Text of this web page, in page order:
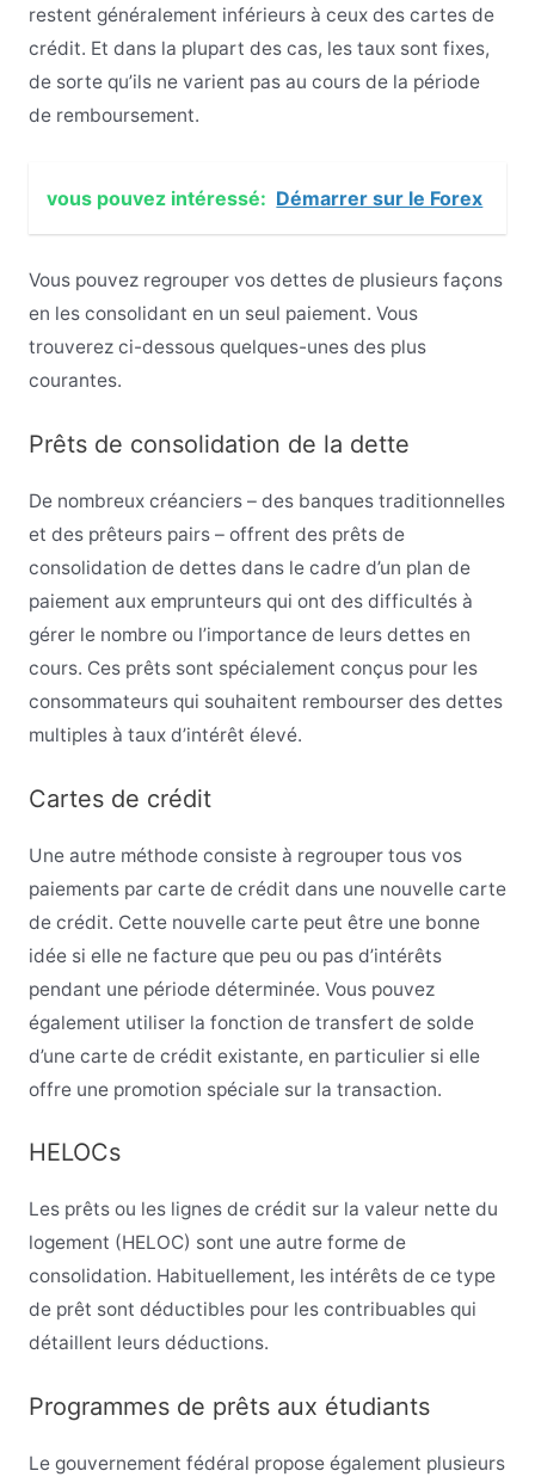
restent généralement inférieurs à ceux des cartes de
crédit. Et dans la plupart des cas, les taux sont fixes,
de sorte qu’ils ne varient pas au cours de la période
de remboursement.
vous pouvez intéressé: Démarrer sur le Forex
Vous pouvez regrouper vos dettes de plusieurs façons
en les consolidant en un seul paiement. Vous
trouverez ci-dessous quelques-unes des plus
courantes.
Prêts de consolidation de la dette
De nombreux créanciers – des banques traditionnelles
et des prêteurs pairs – offrent des prêts de
consolidation de dettes dans le cadre d’un plan de
paiement aux emprunteurs qui ont des difficultés à
gérer le nombre ou l’importance de leurs dettes en
cours. Ces prêts sont spécialement conçus pour les
consommateurs qui souhaitent rembourser des dettes
multiples à taux d’intérêt élevé.
Cartes de crédit
Une autre méthode consiste à regrouper tous vos
paiements par carte de crédit dans une nouvelle carte
de crédit. Cette nouvelle carte peut être une bonne
idée si elle ne facture que peu ou pas d’intérêts
pendant une période déterminée. Vous pouvez
également utiliser la fonction de transfert de solde
d’une carte de crédit existante, en particulier si elle
offre une promotion spéciale sur la transaction.
HELOCs
Les prêts ou les lignes de crédit sur la valeur nette du
logement (HELOC) sont une autre forme de
consolidation. Habituellement, les intérêts de ce type
de prêt sont déductibles pour les contribuables qui
détaillent leurs déductions.
Programmes de prêts aux étudiants
Le gouvernement fédéral propose également plusieurs